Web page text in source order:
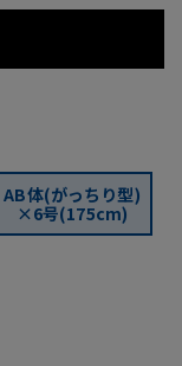
AB体(がっちり型)
×6号(175cm)